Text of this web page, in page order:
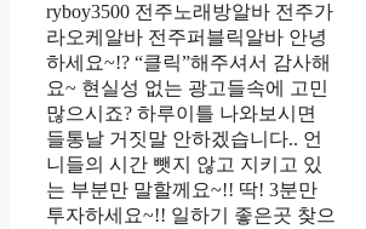
ryboy3500 전주노래방알바 전주가
라오케알바 전주퍼블릭알바 안녕
하세요~!? “클릭”해주셔서 감사해
요~ 현실성 없는 광고들속에 고민
많으시죠? 하루이틀 나와보시면
들통날 거짓말 안하겠습니다.. 언
니들의 시간 뺏지 않고 지키고 있
는 부분만 말할께요~!! 딱! 3분만
투자하세요~!! 일하기 좋은곳 찾으